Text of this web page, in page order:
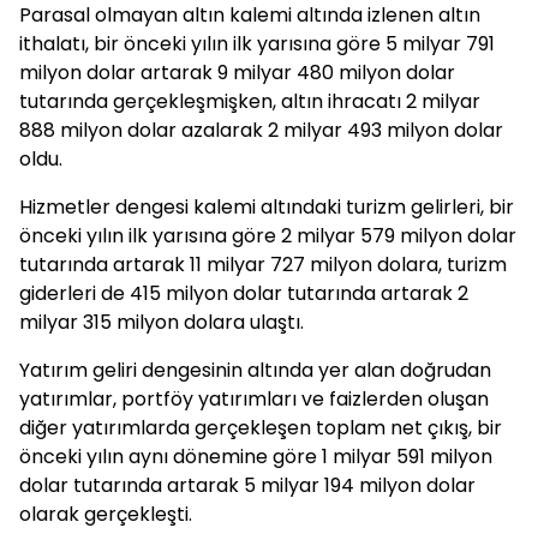
Parasal olmayan altın kalemi altında izlenen altın
ithalatı, bir önceki yılın ilk yarısına göre 5 milyar 791
milyon dolar artarak 9 milyar 480 milyon dolar
tutarında gerçekleşmişken, altın ihracatı 2 milyar
888 milyon dolar azalarak 2 milyar 493 milyon dolar
oldu.
Hizmetler dengesi kalemi altındaki turizm gelirleri, bir
önceki yılın ilk yarısına göre 2 milyar 579 milyon dolar
tutarında artarak 11 milyar 727 milyon dolara, turizm
giderleri de 415 milyon dolar tutarında artarak 2
milyar 315 milyon dolara ulaştı.
Yatırım geliri dengesinin altında yer alan doğrudan
yatırımlar, portföy yatırımları ve faizlerden oluşan
diğer yatırımlarda gerçekleşen toplam net çıkış, bir
önceki yılın aynı dönemine göre 1 milyar 591 milyon
dolar tutarında artarak 5 milyar 194 milyon dolar
olarak gerçekleşti.